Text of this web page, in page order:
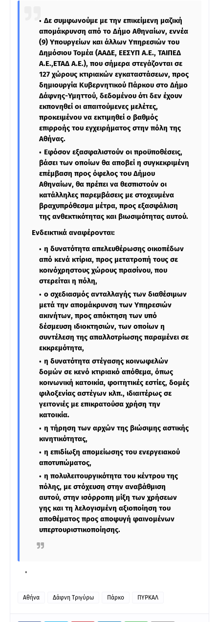
Δε συμφωνούμε με την επικείμενη μαζική
απομάκρυνση από το Δήμο Αθηναίων, εννέα
(9) Υπουργείων και άλλων Υπηρεσιών του
Δημόσιου Τομέα (ΑΑΔΕ, ΕΕΣΥΠ Α.Ε., ΤΑΙΠΕΔ
Α.Ε.,ΕΤΑΔ Α.Ε.), που σήμερα στεγάζονται σε
127 χώρους κτιριακών εγκαταστάσεων, προς
δημιουργία Κυβερνητικού Πάρκου στο Δήμο
Δάφνης-Υμηττού, δεδομένου ότι δεν έχουν
εκπονηθεί οι απαιτούμενες μελέτες,
προκειμένου να εκτιμηθεί ο βαθμός
επιρροής του εγχειρήματος στην πόλη της
Αθήνας.
Εφόσον εξασφαλιστούν οι προϋποθέσεις,
βάσει των οποίων θα αποβεί η συγκεκριμένη
επέμβαση προς όφελος του Δήμου
Αθηναίων, θα πρέπει να θεσπιστούν οι
κατάλληλες παρεμβάσεις με στοχευμένα
βραχυπρόθεσμα μέτρα, προς εξασφάλιση
της ανθεκτικότητας και βιωσιμότητας αυτού.
Ενδεικτικά αναφέρονται:
η δυνατότητα απελευθέρωσης οικοπέδων
από κενά κτίρια, προς μετατροπή τους σε
κοινόχρηστους χώρους πρασίνου, που
στερείται η πόλη,
ο σχεδιασμός ανταλλαγής των διαθέσιμων
μετά την απομάκρυνση των Υπηρεσιών
ακινήτων, προς απόκτηση των υπό
δέσμευση ιδιοκτησιών, των οποίων η
συντέλεση της απαλλοτρίωσης παραμένει σε
εκκρεμότητα,
η δυνατότητα στέγασης κοινωφελών
δομών σε κενό κτιριακό απόθεμα, όπως
κοινωνική κατοικία, φοιτητικές εστίες, δομές
φιλοξενίας αστέγων κλπ., ιδιαιτέρως σε
γειτονιές με επικρατούσα χρήση την
κατοικία.
η τήρηση των αρχών της βιώσιμης αστικής
κινητικότητας,
η επιδίωξη απομείωσης του ενεργειακού
αποτυπώματος,
η πολυλειτουργικότητα του κέντρου της
πόλης, με στόχευση στην αναβάθμιση
αυτού, στην ισόρροπη μίξη των χρήσεων
γης και τη λελογισμένη αξιοποίηση του
αποθέματος προς αποφυγή φαινομένων
υπερτουριστικοποίησης.
Αθήνα Δάφνη Τριγύρω Πάρκο ΠΥΡΚΑΛ